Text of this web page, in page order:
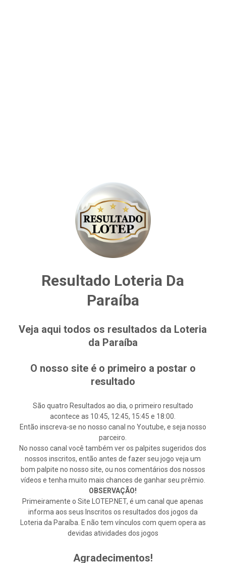
Resultado Loteria Da
Paraíba
Veja aqui todos os resultados da Loteria
da Paraíba
O nosso site é o primeiro a postar o
resultado
São quatro Resultados ao dia, o primeiro resultado
acontece as 10:45, 12:45, 15:45 e 18:00.
Então inscreva-se no nosso canal no Youtube, e seja nosso
parceiro.
No nosso canal você também ver os palpites sugeridos dos
nossos inscritos, então antes de fazer seu jogo veja um
bom palpite no nosso site, ou nos comentários dos nossos
vídeos e tenha muito mais chances de ganhar seu prêmio.
OBSERVAÇÃO!
Primeiramente o Site LOTEP.NET, é um canal que apenas
informa aos seus Inscritos os resultados dos jogos da
Loteria da Paraíba. E não tem vínculos com quem opera as
devidas atividades dos jogos
Agradecimentos!